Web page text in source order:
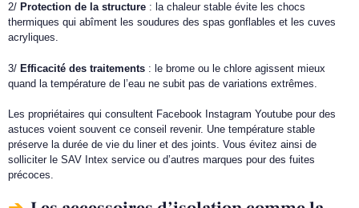
2/ Protection de la structure : la chaleur stable évite les chocs
thermiques qui abîment les soudures des spas gonflables et les cuves
acryliques.
3/ Efficacité des traitements : le brome ou le chlore agissent mieux
quand la température de l’eau ne subit pas de variations extrêmes.
Les propriétaires qui consultent Facebook Instagram Youtube pour des
astuces voient souvent ce conseil revenir. Une température stable
préserve la durée de vie du liner et des joints. Vous évitez ainsi de
solliciter le SAV Intex service ou d’autres marques pour des fuites
précoces.